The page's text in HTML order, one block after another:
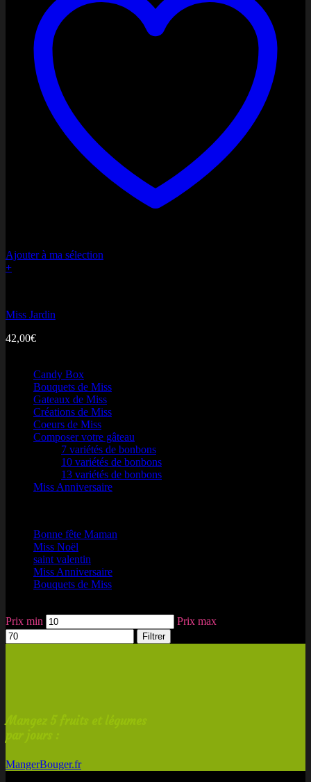
Ajouter à ma sélection
+
Miss Jardin
42,00€
Candy Box
Bouquets de Miss
Gateaux de Miss
Créations de Miss
Coeurs de Miss
Composer votre gâteau
7 variétés de bonbons
10 variétés de bonbons
13 variétés de bonbons
Miss Anniversaire
Bonne fête Maman
Miss Noël
saint valentin
Miss Anniversaire
Bouquets de Miss
Prix min
Prix max
Filtrer
MangerBouger.fr